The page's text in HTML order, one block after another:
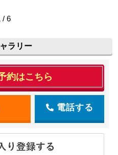
/ 6
ラリー
約はこちら
電話する